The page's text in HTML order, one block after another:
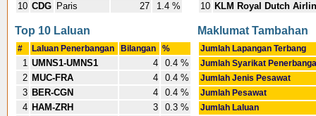
10 CDG Paris 27 1.4 %
10 KLM Royal Dutch
Top 10 Laluan
# Laluan Penerbangan Bilangan %
1 UMNS1-UMNS1 4
0.4 %
2 MUC-FRA 4
0.4 %
3 BER-CGN 4
0.4 %
4 HAM-ZRH 3
0.3 %
Maklumat Tambahan
Jumlah Lapangan Terbang
Jumlah Syarikat
Jumlah Jenis Pesawat
Jumlah Pesawat
Jumlah Laluan